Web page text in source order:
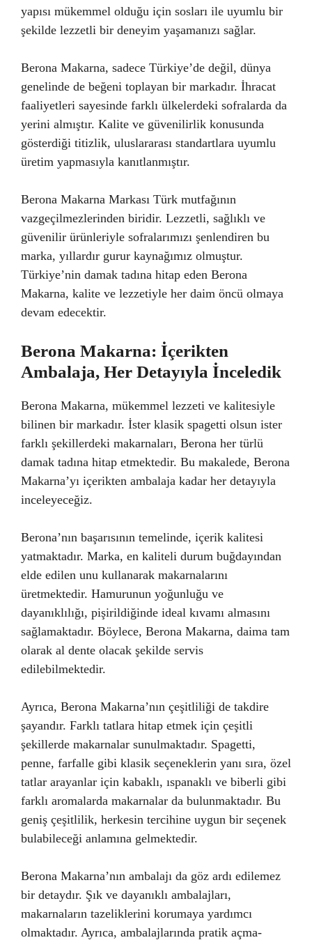
yapısı mükemmel olduğu için sosları ile uyumlu bir
şekilde lezzetli bir deneyim yaşamanızı sağlar.
Berona Makarna, sadece Türkiye’de değil, dünya
genelinde de beğeni toplayan bir markadır. İhracat
faaliyetleri sayesinde farklı ülkelerdeki sofralarda da
yerini almıştır. Kalite ve güvenilirlik konusunda
gösterdiği titizlik, uluslararası standartlara uyumlu
üretim yapmasıyla kanıtlanmıştır.
Berona Makarna Markası Türk mutfağının
vazgeçilmezlerinden biridir. Lezzetli, sağlıklı ve
güvenilir ürünleriyle sofralarımızı şenlendiren bu
marka, yıllardır gurur kaynağımız olmuştur.
Türkiye’nin damak tadına hitap eden Berona
Makarna, kalite ve lezzetiyle her daim öncü olmaya
devam edecektir.
Berona Makarna: İçerikten
Ambalaja, Her Detayıyla İnceledik
Berona Makarna, mükemmel lezzeti ve kalitesiyle
bilinen bir markadır. İster klasik spagetti olsun ister
farklı şekillerdeki makarnaları, Berona her türlü
damak tadına hitap etmektedir. Bu makalede, Berona
Makarna’yı içerikten ambalaja kadar her detayıyla
inceleyeceğiz.
Berona’nın başarısının temelinde, içerik kalitesi
yatmaktadır. Marka, en kaliteli durum buğdayından
elde edilen unu kullanarak makarnalarını
üretmektedir. Hamurunun yoğunluğu ve
dayanıklılığı, pişirildiğinde ideal kıvamı almasını
sağlamaktadır. Böylece, Berona Makarna, daima tam
olarak al dente olacak şekilde servis
edilebilmektedir.
Ayrıca, Berona Makarna’nın çeşitliliği de takdire
şayandır. Farklı tatlara hitap etmek için çeşitli
şekillerde makarnalar sunulmaktadır. Spagetti,
penne, farfalle gibi klasik seçeneklerin yanı sıra, özel
tatlar arayanlar için kabaklı, ıspanaklı ve biberli gibi
farklı aromalarda makarnalar da bulunmaktadır. Bu
geniş çeşitlilik, herkesin tercihine uygun bir seçenek
bulabileceği anlamına gelmektedir.
Berona Makarna’nın ambalajı da göz ardı edilemez
bir detaydır. Şık ve dayanıklı ambalajları,
makarnaların tazeliklerini korumaya yardımcı
olmaktadır. Ayrıca, ambalajlarında pratik açma-